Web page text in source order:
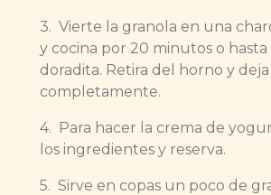
3. Vierte la granola en una
y cocina por 20 minutos o
doradita. Retira del horno y
completamente.
4. Para hacer la crema de
los ingredientes y reserva.
5. Sirve en copas un poco de